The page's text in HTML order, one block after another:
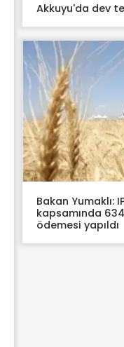
Akkuyu'da dev
Bakan Yumaklı:
kapsamında
ödemesi yapıldı